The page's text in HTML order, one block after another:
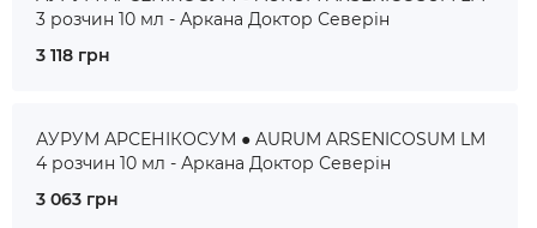
3 розчин 10 мл - Аркана Доктор Северін
3 118 грн
АУРУМ АРСЕНІКОСУМ ● AURUM ARSENICOSUM LM
4 розчин 10 мл - Аркана Доктор Северін
3 063 грн